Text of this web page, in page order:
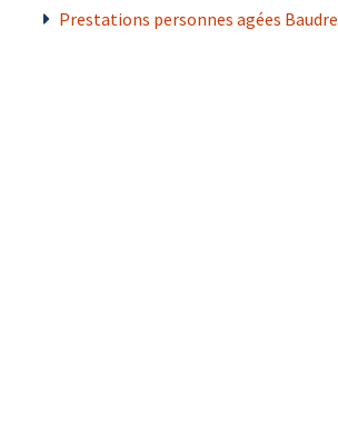
Prestations personnes agées Baudre